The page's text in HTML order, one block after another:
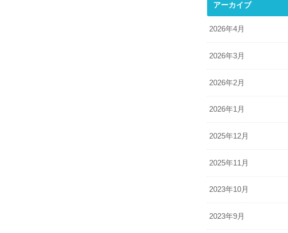
アーカイブ
2026年4月
2026年3月
2026年2月
2026年1月
2025年12月
2025年11月
2023年10月
2023年9月